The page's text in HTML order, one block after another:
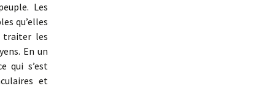
Les
qu’elles
traiter les
En un
qui s’est
et